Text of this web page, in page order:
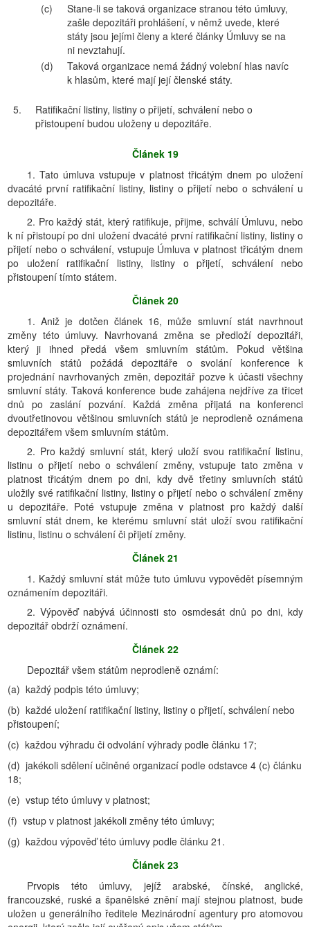
(c)
Stane-li se taková organizace stranou této úmluvy,
zašle depozitáři prohlášení, v němž uvede, které
státy jsou jejími členy a které články Úmluvy se na
ni nevztahují.
(d)
Taková organizace nemá žádný volební hlas navíc
k hlasům, které mají její členské státy.
5.
Ratifikační listiny, listiny o přijetí, schválení nebo o
přistoupení budou uloženy u depozitáře.
Článek 19
1. Tato úmluva vstupuje v platnost třicátým dnem po uložení
dvacáté první ratifikační listiny, listiny o přijetí nebo o schválení u
depozitáře.
2. Pro každý stát, který ratifikuje, přijme, schválí Úmluvu, nebo
k ní přistoupí po dni uložení dvacáté první ratifikační listiny, listiny o
přijetí nebo o schválení, vstupuje Úmluva v platnost třicátým dnem
po uložení ratifikační listiny, listiny o přijetí, schválení nebo
přistoupení tímto státem.
Článek 20
1. Aniž je dotčen článek 16, může smluvní stát navrhnout
změny této úmluvy. Navrhovaná změna se předloží depozitáři,
který ji ihned předá všem smluvním státům. Pokud většina
smluvních států požádá depozitáře o svolání konference k
projednání navrhovaných změn, depozitář pozve k účasti všechny
smluvní státy. Taková konference bude zahájena nejdříve za třicet
dnů po zaslání pozvání. Každá změna přijatá na konferenci
dvoutřetinovou většinou smluvních států je neprodleně oznámena
depozitářem všem smluvním státům.
2. Pro každý smluvní stát, který uloží svou ratifikační listinu,
listinu o přijetí nebo o schválení změny, vstupuje tato změna v
platnost třicátým dnem po dni, kdy dvě třetiny smluvních států
uložily své ratifikační listiny, listiny o přijetí nebo o schválení změny
u depozitáře. Poté vstupuje změna v platnost pro každý další
smluvní stát dnem, ke kterému smluvní stát uloží svou ratifikační
listinu, listinu o schválení či přijetí změny.
Článek 21
1. Každý smluvní stát může tuto úmluvu vypovědět písemným
oznámením depozitáři.
2. Výpověď nabývá účinnosti sto osmdesát dnů po dni, kdy
depozitář obdrží oznámení.
Článek 22
Depozitář všem státům neprodleně oznámí:
(a) každý podpis této úmluvy;
(b) každé uložení ratifikační listiny, listiny o přijetí, schválení nebo
přistoupení;
(c) každou výhradu či odvolání výhrady podle článku 17;
(d) jakékoli sdělení učiněné organizací podle odstavce 4 (c) článku
18;
(e) vstup této úmluvy v platnost;
(f) vstup v platnost jakékoli změny této úmluvy;
(g) každou výpověď této úmluvy podle článku 21.
Článek 23
Prvopis této úmluvy, jejíž arabské, čínské, anglické,
francouzské, ruské a španělské znění mají stejnou platnost, bude
uložen u generálního ředitele Mezinárodní agentury pro atomovou